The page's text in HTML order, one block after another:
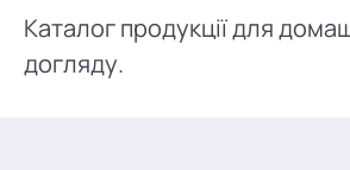
Каталог продукції для
догляду.